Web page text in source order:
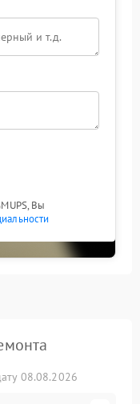
Вы
08.08.2026